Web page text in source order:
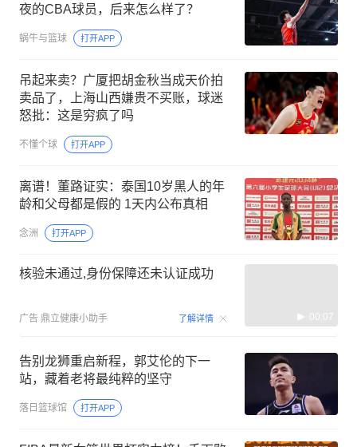
夜的CBA球员，后来怎么样了？
蜗牛与篮球 打开APP
吊起来卖？广厦把胡金秋当成天价拍
卖品了，上海山西嫌贵不买账，球迷
怒批：这是穷疯了吗
不懂个球 打开APP
离谱！董路证实：泰国10岁黑人的年
龄和父母都是假的 1天内公布真相
念洲 打开APP
核验未通过,身份保障还未认证成功
广告 鼎立健康小助手 了解详情 00:07
告别龙狮重启新程，郭艾伦的下一
站，藏着老将最纯粹的坚守
落日篮球馆 打开APP